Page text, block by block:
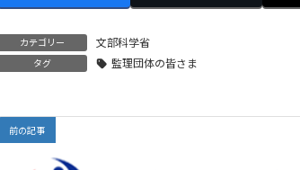
カテゴリー 文部科学省
タグ 監理団体の皆さま
前の記事